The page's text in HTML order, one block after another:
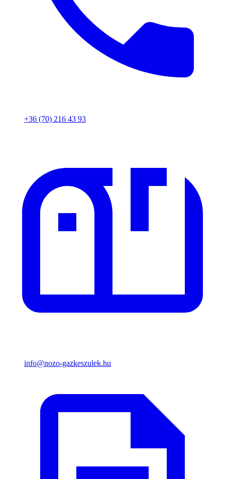
+36 (70) 216 43 93
info@nozo-gazkeszulek.hu